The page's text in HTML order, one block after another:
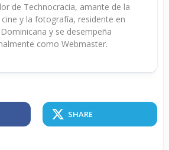
de Technocracia, amante de la
y la fotografía, residente en
y se desempeña
como Webmaster.
SHARE